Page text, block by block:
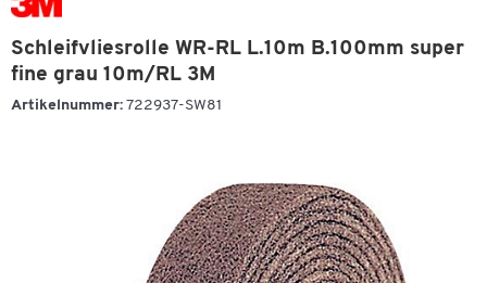
Schleifvliesrolle WR-RL L.10m B.100mm super
fine grau 10m/RL 3M
Artikelnummer: 722937-SW81